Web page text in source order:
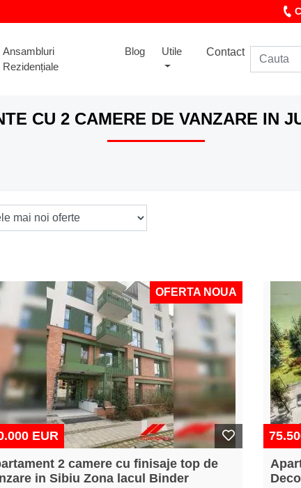
Ansambluri
Rezidențiale
Blog Utile Contact
CU 2 CAMERE DE VANZARE IN
OFERTA NOUA
EUR
2 camere cu finisaje top de
in Sibiu Zona lacul Binder